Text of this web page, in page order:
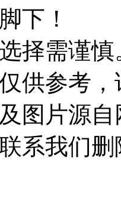
下！
择需谨慎
供参考
图片源
系我们删